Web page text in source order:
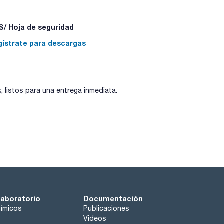
Hoja de seguridad
para descargas
para una entrega inmediata.
Documentación
Publicaciones
Videos